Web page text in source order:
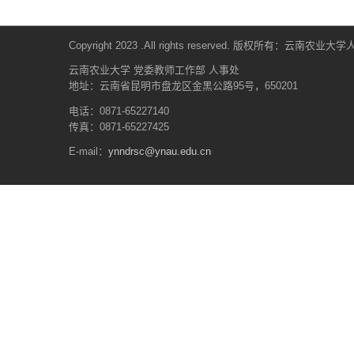
Copyright 2023 .All rights reserved. 版权所有：云南农业大学
云南农业大学 党委教师工作部 人事处
地址：云南省昆明市盘龙区金黑公路95号，650201
电话：0871-65227140
传真：0871-65227425
E-mail： ynndrsc@ynau.edu.cn